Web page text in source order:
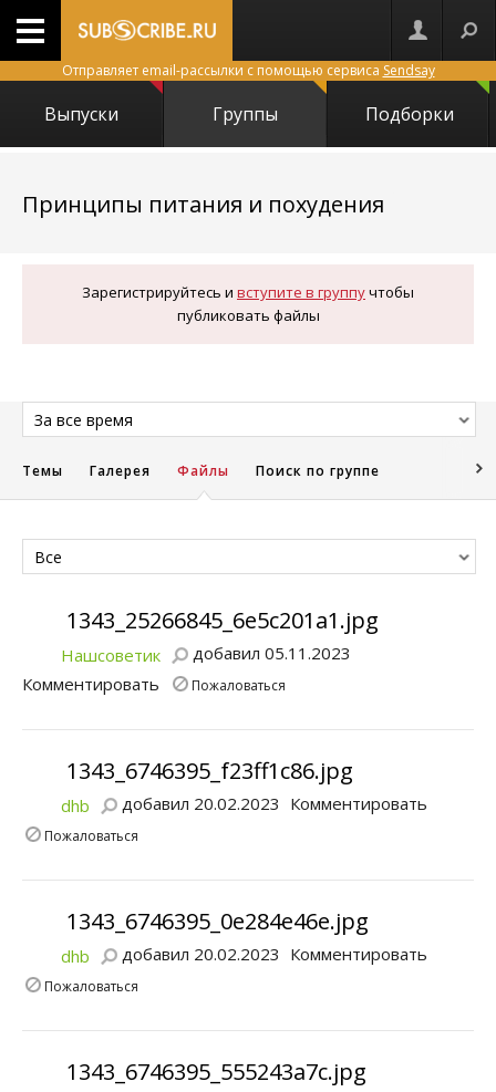
Отправляет email-рассылки с помощью сервиса Sendsay
Выпуски Группы Подборки
Принципы питания и похудения
Зарегистрируйтесь и вступите в группучтобы
публиковать файлы
За все время
Темы Галерея Файлы Поиск по группе
Все
1343_25266845_6e5c201a1.jpg
Нашсоветик
добавил 05.11.2023
Комментировать
Пожаловаться
1343_6746395_f23ff1c86.jpg
dhb добавил 20.02.2023 Комментировать
Пожаловаться
1343_6746395_0e284e46e.jpg
dhb добавил 20.02.2023 Комментировать
Пожаловаться
1343_6746395_555243a7c.jpg